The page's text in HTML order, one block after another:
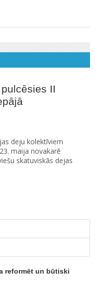
II
deju kolektīviem
maija novakarē
skatuviskās dejas
reformēt un būtiski